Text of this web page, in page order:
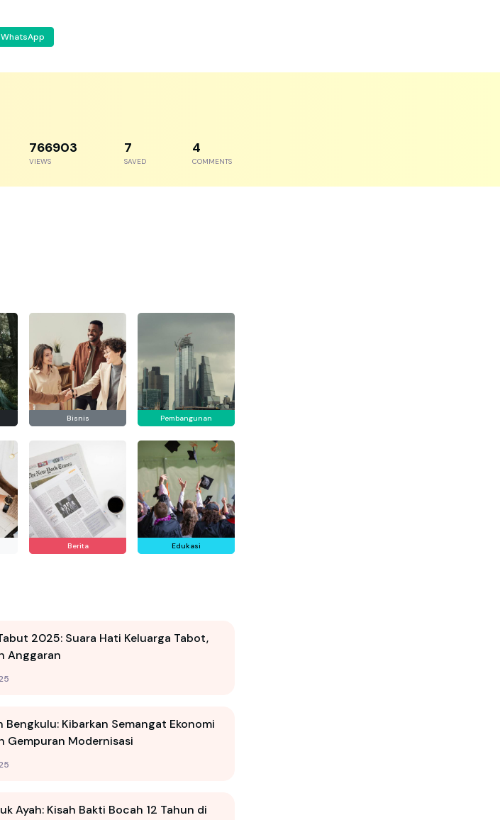
WhatsApp
1095576
VIEWS
11
SAVED
7
COMMENTS
Bisnis Pembangunan
Berita Edukasi
2025: Suara Hati Keluarga Tabot,
Anggaran
Bengkulu: Kibarkan Semangat Ekonomi
Gempuran Modernisasi
Ayah: Kisah Bakti Bocah 12 Tahun di